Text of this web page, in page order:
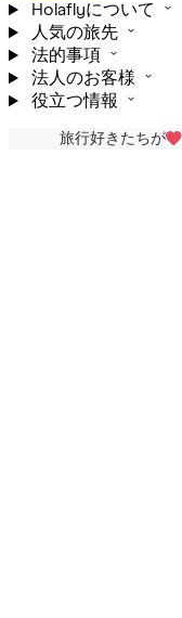
Holaflyについて
人気の旅先
法的事項
法人のお客様
役立つ情報
旅行好きたちが